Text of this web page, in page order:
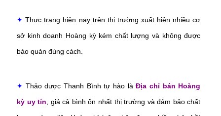
✦ Thực trạng hiện nay trên thị trường xuất hiện nhiều cơ
sở kinh doanh Hoàng kỳ kém chất lượng và không được
bảo quản đúng cách.
✦ Thảo dược Thanh Bình tự hào làĐịa chỉ bán Hoàng
kỳ uy tín , giá cả bình ổn nhất thị trường và đảm bảo chất